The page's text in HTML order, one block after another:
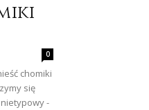
0
chomiki
się
-